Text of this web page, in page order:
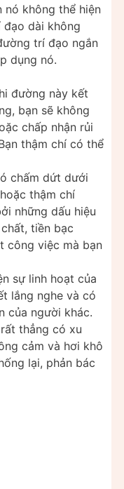
nó không thể hiện
dài không
trí đạo ngắn
dụng nó.
đường này kết
bạn sẽ không
chấp nhận rủi
thậm chí có thể
chấm dứt dưới
thậm chí
những dấu hiệu
tiền bạc
công việc mà bạn
sự linh hoạt của
lắng nghe và có
của người khác.
thẳng có xu
cảm và hơi khô
lại, phản bác